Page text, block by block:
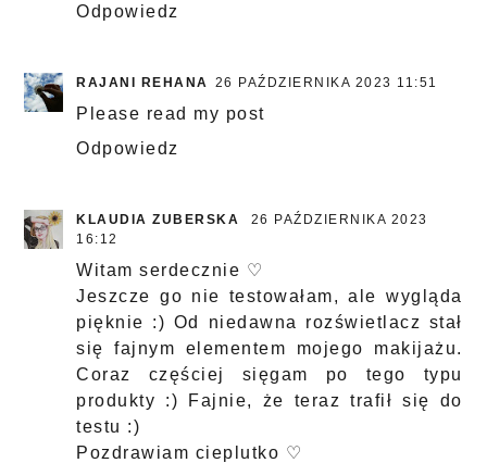
Odpowiedz
RAJANI REHANA 26 PAŹDZIERNIKA 2023 11:51
Please read my post
Odpowiedz
KLAUDIA ZUBERSKA
26 PAŹDZIERNIKA 2023
16:12
Witam serdecznie ♡
Jeszcze go nie testowałam, ale wygląda
pięknie :) Od niedawna rozświetlacz stał
się fajnym elementem mojego makijażu.
Coraz częściej sięgam po tego typu
produkty :) Fajnie, że teraz trafił się do
testu :)
Pozdrawiam cieplutko ♡